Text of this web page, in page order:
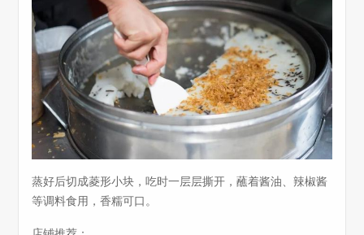
蒸好后切成菱形小块，吃时一层层撕开，蘸着酱油、辣椒酱
等调料食用，香糯可口。